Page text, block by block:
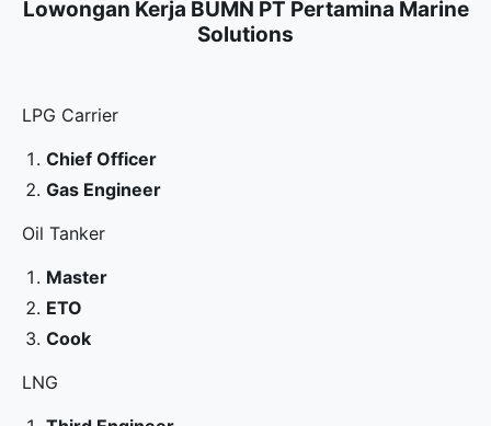
Lowongan Kerja BUMN PT Pertamina Marine
Solutions
LPG Carrier
Chief Officer
Gas Engineer
Oil Tanker
Master
ETO
Cook
LNG